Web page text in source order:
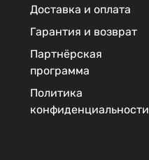
Доставка и оплата
Гарантия и возврат
Партнёрская
программа
Политика
конфиденциальности